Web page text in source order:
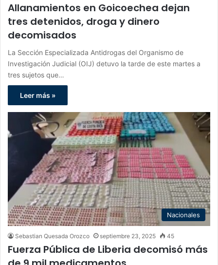
Allanamientos en Goicoechea dejan
tres detenidos, droga y dinero
decomisados
La Sección Especializada Antidrogas del Organismo de
Investigación Judicial (OIJ) detuvo la tarde de este martes a
tres sujetos que…
Leer más »
Nacionales
Sebastian Quesada Orozco septiembre 23, 2025 45
Fuerza Pública de Liberia decomisó más